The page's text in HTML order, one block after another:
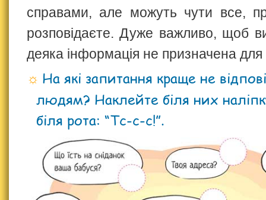
справами, але можуть чути все,
розповідаєте. Дуже важливо, щоб
деяка інформація не призначена
На які запитання краще не
людям? Наклейте біля них
біля рота: “Тс-с-с!”.